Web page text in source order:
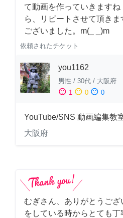
て動画を作っていきます
ら、リピートさせて頂き
ございました。m(_ _)m
依頼されたチケット
you1162
男性 / 30代 / 大阪府
sentiment_satisfied 1 sentiment_neutral 0 sentiment_dissatisfied 0
YouTube/SNS 動画編集教
大阪府
むぎさん、ありがとうござ
をしている時からとても丁